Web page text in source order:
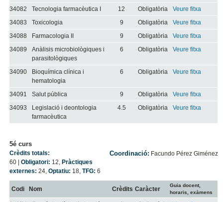
34082 Tecnologia farmacèutica I 12 Obligatòria
Veure fitxa
34083
Toxicologia 9 Obligatòria
Veure fitxa
34088
Farmacologia II 9 Obligatòria
Veure fitxa
34089
Anàlisis microbiològiques i
parasitològiques
6 Obligatòria Veure fitxa
34090
Bioquímica clínica i
hematologia
6 Obligatòria Veure fitxa
34091 Salut pública 9 Obligatòria
Veure fitxa
34093
Legislació i deontologia
farmacèutica
4.5 Obligatòria Veure fitxa
5é curs
Coordinació: Facundo Pérez Giménez
Crèdits totals:
60 |Obligatori: 12, Pràctiques
externes: 24,Optatiu: 18,TFG: 6
Codi Nom Crèdits Caràcter
Guia docent,
horaris, exàmens